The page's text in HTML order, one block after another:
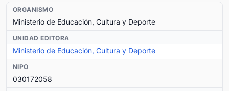
ORGANISMO
Ministerio de Educación, Cultura y Deporte
UNIDAD EDITORA
Ministerio de Educación, Cultura y Deporte
NIPO
030172058